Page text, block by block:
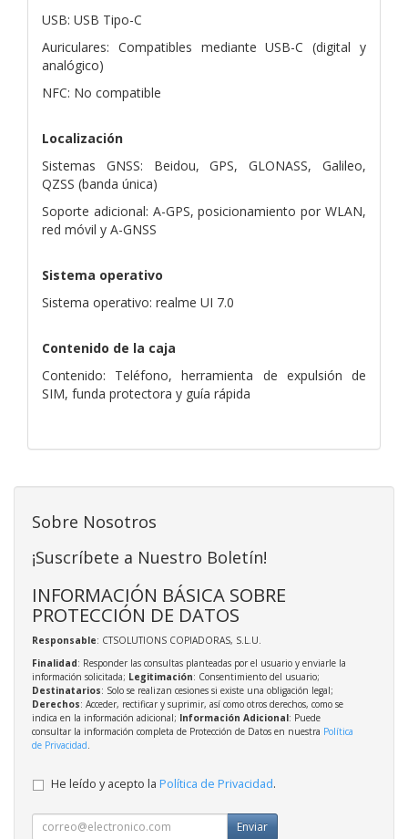
USB: USB Tipo-C
Auriculares: Compatibles mediante USB-C (digital y
analógico)
NFC: No compatible
Localización
Sistemas GNSS: Beidou, GPS, GLONASS, Galileo,
QZSS (banda única)
Soporte adicional: A-GPS, posicionamiento por WLAN,
red móvil y A-GNSS
Sistema operativo
Sistema operativo: realme UI 7.0
Contenido de la caja
Contenido: Teléfono, herramienta de expulsión de
SIM, funda protectora y guía rápida
Sobre Nosotros
¡Suscríbete a Nuestro Boletín!
INFORMACIÓN BÁSICA SOBRE
PROTECCIÓN DE DATOS
Responsable: CTSOLUTIONS COPIADORAS, S.L.U.
Finalidad: Responder las consultas planteadas por el usuario y enviarle la
información solicitada; Legitimación: Consentimiento del usuario;
Destinatarios: Solo se realizan cesiones si existe una obligación legal;
Derechos: Acceder, rectificar y suprimir, así como otros derechos, como se
indica en la información adicional; Información Adicional: Puede
consultar la información completa de Protección de Datos en nuestra Política
de Privacidad
He leído y acepto la Política de Privacidad.
Enviar